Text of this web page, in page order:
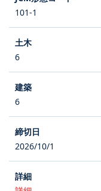
101-1
6
6
2026/10/1